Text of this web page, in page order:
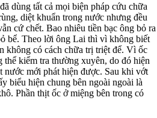
dùng tất cả mọi biện pháp cứu chữa
diệt khuẩn trong nước nhưng đều
cứ chết. Bao nhiêu tiền bạc ông bỏ ra
bể. Theo lời ông Lai thì vì không biết
không có cách chữa trị triệt để. Vì ốc
kiểm tra thường xuyên, do đó hiện
nước mới phát hiện được. Sau khi vớt
biểu hiện chung bên ngoài ngoài là
Phần thịt ốc ở miệng bên trong có